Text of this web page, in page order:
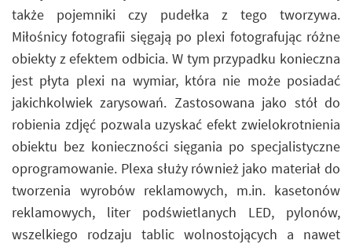
także pojemniki czy pudełka z tego tworzywa.
Miłośnicy fotografii sięgają po plexi fotografując różne
obiekty z efektem odbicia. W tym przypadku konieczna
jest płyta plexi na wymiar, która nie może posiadać
jakichkolwiek zarysowań. Zastosowana jako stół do
robienia zdjęć pozwala uzyskać efekt zwielokrotnienia
obiektu bez konieczności sięgania po specjalistyczne
oprogramowanie. Plexa służy również jako materiał do
tworzenia wyrobów reklamowych, m.in. kasetonów
reklamowych, liter podświetlanych LED, pylonów,
wszelkiego rodzaju tablic wolnostojących a nawet